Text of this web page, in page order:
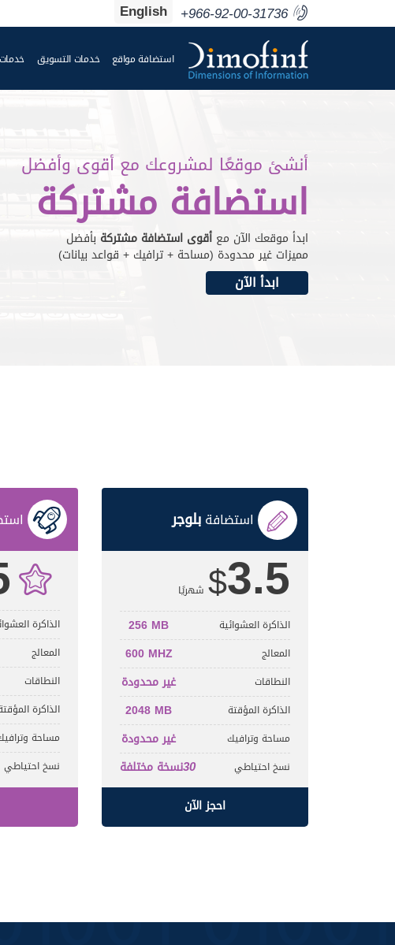
+966-92-00-31736
English
خدمات التسويق استضافة مواقع
أنشئ موقعًا لمشروعك مع أقوى وأفضل
استضافة مشتركة
ابدأ موقعك الآن مع أقوى استضافة مشتركة بأفضل
مميزات غير محدودة (مساحة + ترافيك + قواعد بيانات)
ابدأ الآن
استضافةبلوجر
$3.5
شهريًا
الذاكرة العشوائية
256 MB
المعالج 600 MHZ
النطاقات غير محدودة
الذاكرة المؤقتة 2048 MB
مساحة وترافيك غير محدودة
نسخ احتياطي نسخة مختلفة30
احجز الآن
الذاكرة
المعالج
النطاقات
الذاكرة
مساحة
نسخ احتياطي